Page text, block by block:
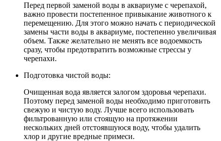
Перед первой заменой воды в аквариуме с черепахой,
важно провести постепенное привыкание животного к
перемещению. Для этого можно начать с периодической
замены части воды в аквариуме, постепенно увеличивая
объем. Также желательно не менять все водоемкость
сразу, чтобы предотвратить возможные стрессы у
черепахи.
Подготовка чистой воды:
Очищенная вода является залогом здоровья черепахи.
Поэтому перед заменой воды необходимо приготовить
свежую и чистую воду. Лучше всего использовать
фильтрованную или стоящую на протяжении
нескольких дней отстоявшуюся воду, чтобы удалить
хлор и другие вредные примеси.